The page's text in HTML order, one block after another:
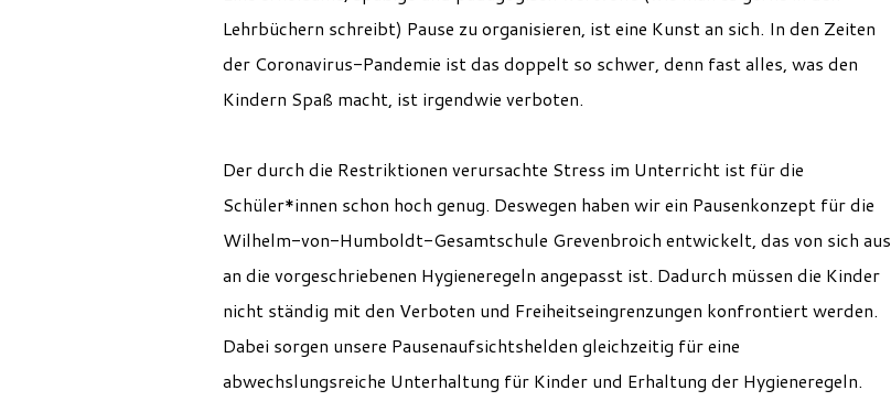
Lehrbüchern schreibt) Pause zu organisieren, ist eine Kunst an sich. In den Zeiten
der Coronavirus-Pandemie ist das doppelt so schwer, denn fast alles, was den
Kindern Spaß macht, ist irgendwie verboten.
Der durch die Restriktionen verursachte Stress im Unterricht ist für die
Schüler*innen schon hoch genug. Deswegen haben wir ein Pausenkonzept für die
Wilhelm-von-Humboldt-Gesamtschule Grevenbroich entwickelt, das von sich aus
an die vorgeschriebenen Hygieneregeln angepasst ist. Dadurch müssen die Kinder
nicht ständig mit den Verboten und Freiheitseingrenzungen konfrontiert werden.
Dabei sorgen unsere Pausenaufsichtshelden gleichzeitig für eine
abwechslungsreiche Unterhaltung für Kinder und Erhaltung der Hygieneregeln.